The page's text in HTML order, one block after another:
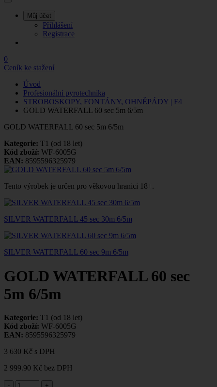
Můj účet
Přihlášení
Registrace
0
Ceník ke stažení
Úvod
Profesionální pyrotechnika
STROBOSKOPY, FONTÁNY, OHNĚPÁDY | F4
GOLD WATERFALL 60 sec 5m 6/5m
GOLD WATERFALL 60 sec 5m 6/5m
Kategorie: T1 (od 18 let)
Kód zboží: WF-6005G
EAN: 8595596325979
Tento výrobek je určen pro věkovou hranici 18+.
SILVER WATERFALL 45 sec 30m 6/5m
SILVER WATERFALL 60 sec 9m 6/5m
GOLD WATERFALL 60 sec
5m 6/5m
Kategorie: T1 (od 18 let)
Kód zboží: WF-6005G
EAN: 8595596325979
3 630 Kč s DPH
2 999.90 Kč bez DPH
- +